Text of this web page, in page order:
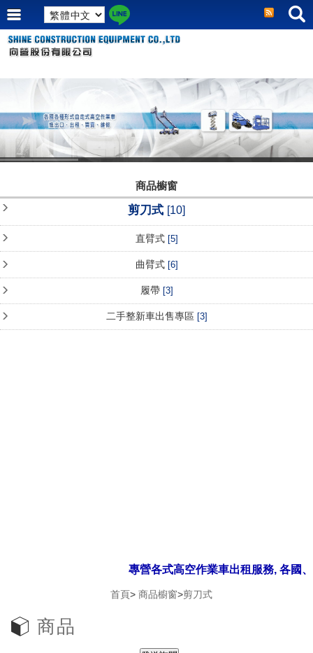
商品櫥窗
剪刀式 [10]
直臂式 [5]
曲臂式 [6]
履帶 [3]
二手整新車出售專區 [3]
專營各式高空作業車出租服務, 各國、
首頁> 商品櫥窗>剪刀式
商品